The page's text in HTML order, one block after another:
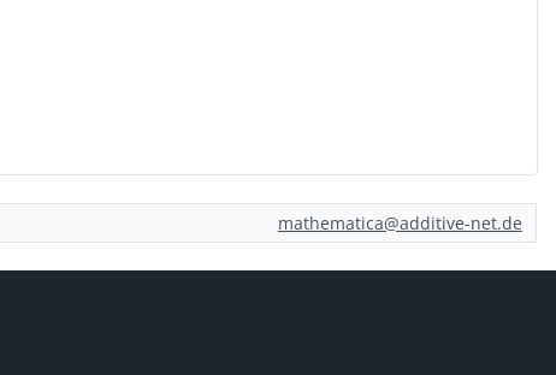
mathematica@additive-net.de